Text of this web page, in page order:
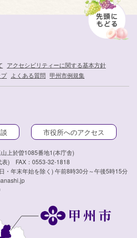
アクセシビリティーに関する基本方針
よくある質問 甲州市例規集
市役所へのアクセス
上於曽1085番地1(本庁舎)
表) FAX：0553-32-1818
・年末年始を除く) 午前8時30分～午後5時15分